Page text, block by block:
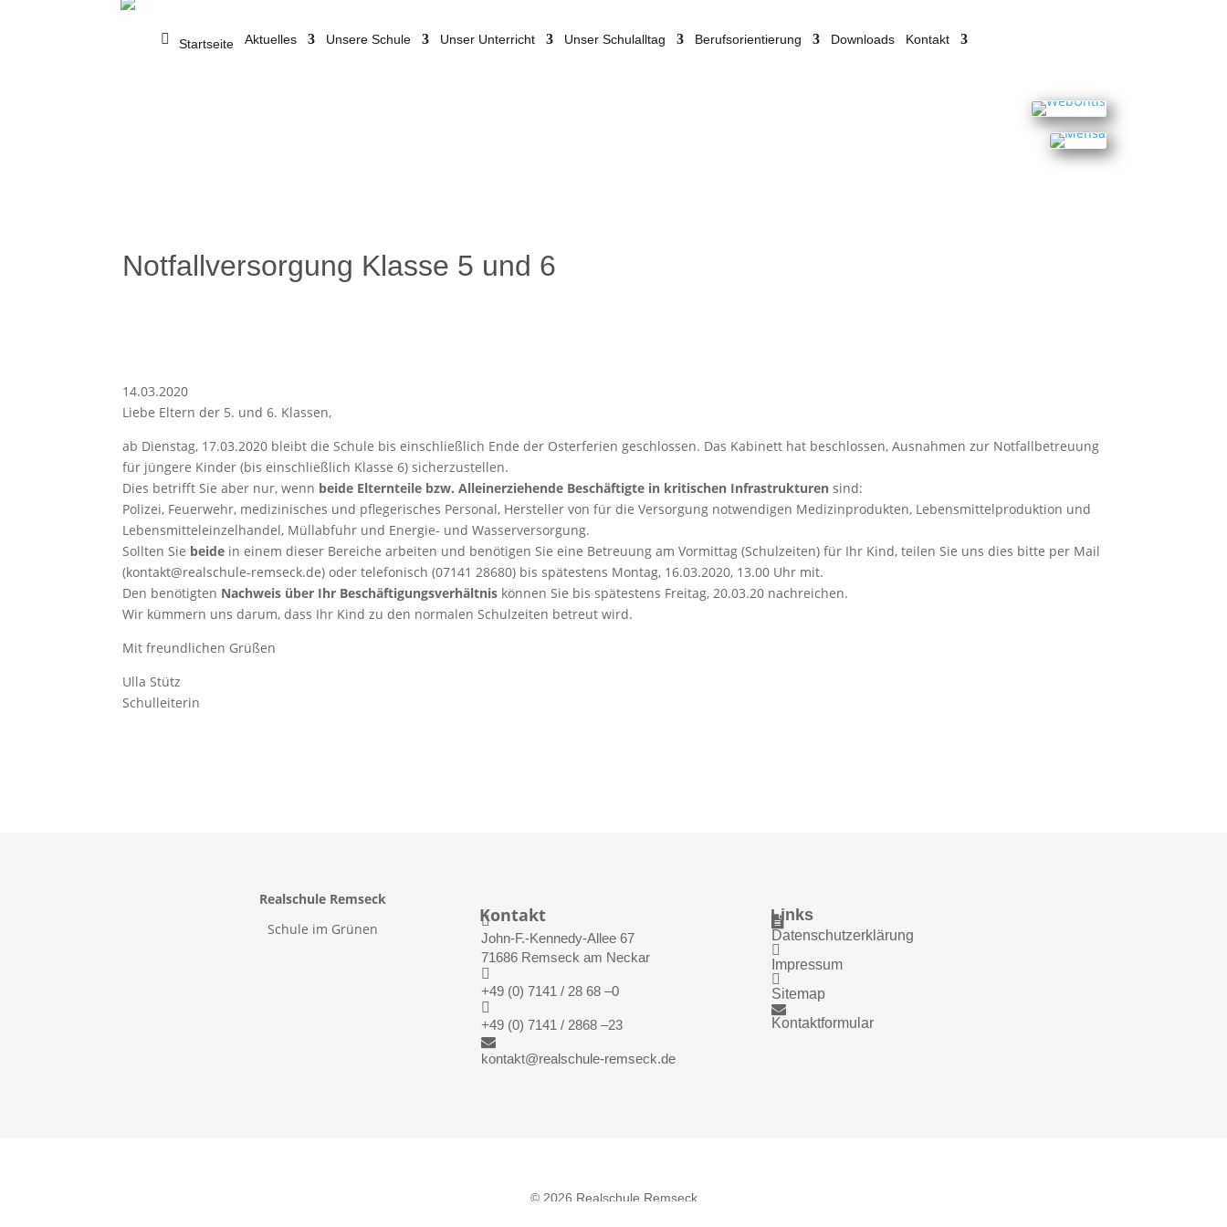
Startseite Aktuelles Unsere Schule Unser Unterricht Unser Schulalltag Berufsorientierung Downloads Kontakt
Notfallversorgung Klasse 5 und 6
14.03.2020
Liebe Eltern der 5. und 6. Klassen,
ab Dienstag, 17.03.2020 bleibt die Schule bis einschließlich Ende der Osterferien geschlossen. Das Kabinett hat beschlossen, Ausnahmen zur Notfallbetreuung
für jüngere Kinder (bis einschließlich Klasse 6) sicherzustellen.
Dies betrifft Sie aber nur, wenn beide Elternteile bzw. Alleinerziehende Beschäftigte in kritischen Infrastrukturen sind:
Polizei, Feuerwehr, medizinisches und pflegerisches Personal, Hersteller von für die Versorgung notwendigen Medizinprodukten, Lebensmittelproduktion und
Lebensmitteleinzelhandel, Müllabfuhr und Energie- und Wasserversorgung.
Sollten Sie beide in einem dieser Bereiche arbeiten und benötigen Sie eine Betreuung am Vormittag (Schulzeiten) für Ihr Kind, teilen Sie uns dies bitte per Mail
(kontakt@realschule-remseck.de) oder telefonisch (07141 28680) bis spätestens Montag, 16.03.2020, 13.00 Uhr mit.
Den benötigten Nachweis über Ihr Beschäftigungsverhältnis können Sie bis spätestens Freitag, 20.03.20 nachreichen.
Wir kümmern uns darum, dass Ihr Kind zu den normalen Schulzeiten betreut wird.
Mit freundlichen Grüßen
Ulla Stütz
Schulleiterin
Realschule Remseck
Schule im Grünen
Kontakt

John-F.-Kennedy-Allee 67
71686 Remseck am Neckar

+49 (0) 7141 / 28 68 –0

+49 (0) 7141 / 2868 –23

kontakt@realschule-remseck.de
Links

Datenschutzerklärung

Impressum

Sitemap

Kontaktformular
© 2026 Realschule Remseck